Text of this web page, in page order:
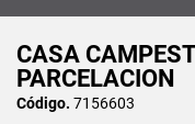
CASA
PARCELACION
Código. 7156603